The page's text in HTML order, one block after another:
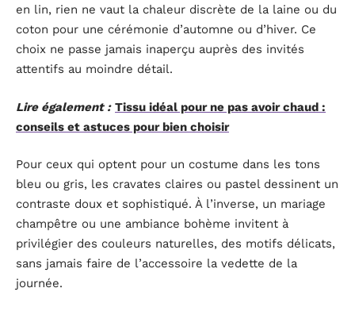
en lin, rien ne vaut la chaleur discrète de la laine ou du
coton pour une cérémonie d’automne ou d’hiver. Ce
choix ne passe jamais inaperçu auprès des invités
attentifs au moindre détail.
Lire également : Tissu idéal pour ne pas avoir chaud :
conseils et astuces pour bien choisir
Pour ceux qui optent pour un costume dans les tons
bleu ou gris, les cravates claires ou pastel dessinent un
contraste doux et sophistiqué. À l’inverse, un mariage
champêtre ou une ambiance bohème invitent à
privilégier des couleurs naturelles, des motifs délicats,
sans jamais faire de l’accessoire la vedette de la
journée.